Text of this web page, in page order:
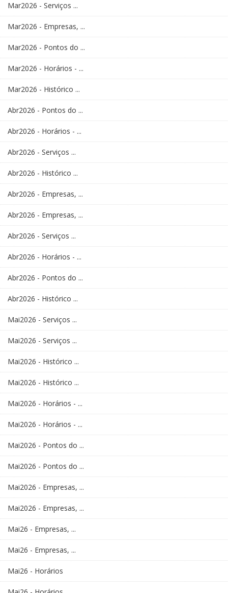
Mar2026 - Serviços ...
Mar2026 - Empresas, ...
Mar2026 - Pontos do ...
Mar2026 - Horários - ...
Mar2026 - Histórico ...
Abr2026 - Pontos do ...
Abr2026 - Horários - ...
Abr2026 - Serviços ...
Abr2026 - Histórico ...
Abr2026 - Empresas, ...
Abr2026 - Empresas, ...
Abr2026 - Serviços ...
Abr2026 - Horários - ...
Abr2026 - Pontos do ...
Abr2026 - Histórico ...
Mai2026 - Serviços ...
Mai2026 - Serviços ...
Mai2026 - Histórico ...
Mai2026 - Histórico ...
Mai2026 - Horários - ...
Mai2026 - Horários - ...
Mai2026 - Pontos do ...
Mai2026 - Pontos do ...
Mai2026 - Empresas, ...
Mai2026 - Empresas, ...
Mai26 - Empresas, ...
Mai26 - Empresas, ...
Mai26 - Horários